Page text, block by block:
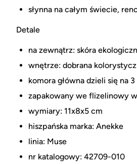
słynna na całym świecie,
Detale
na zewnątrz: skóra
wnętrze: dobrana
komora główna dzieli się na
zapakowany we flizelinowy
wymiary: 11x8x5 cm
hiszpańska marka: Anekke
linia: Muse
nr katalogowy: 42709-010